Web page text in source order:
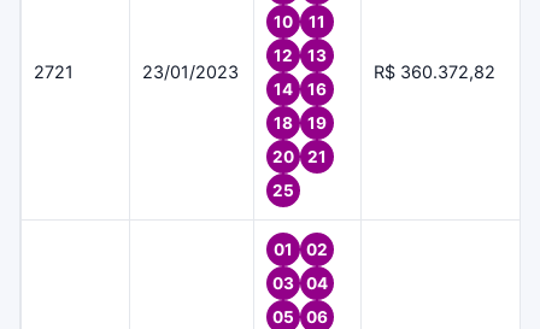
2721 23/01/2023
10
11
12
13
14
16
18
19
20
21
25
R$ 360.372,82
01
02
03
04
05
06